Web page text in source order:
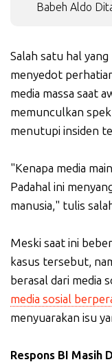
Babeh Aldo
Salah satu hal
menyedot
media massa saat
memunculkan
menutupi insiden
"Kenapa media
Padahal ini
manusia," tulis
Meski saat ini
kasus tersebut,
berasal dari media
media sosial
menyuarakan isu
Respons BI Masih